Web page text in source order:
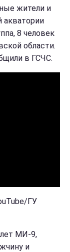
жители и
акватории
8 человек
области.
в ГСЧС.
ГУ
МИ-9,
и